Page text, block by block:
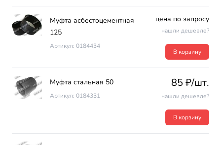
Муфта асбестоцементная
125
Артикул: 0184434
цена по запросу
нашли дешевле?
В корзину
Муфта стальная 50
Артикул: 0184331
85 ₽/шт.
нашли дешевле?
В корзину